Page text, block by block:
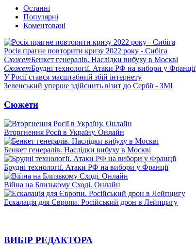
Останні
Популярні
Коментовані
Росія прагне повторити кризу 2022 року - Сибіга
СюжетБенкет генералів. Наслідки вибуху в Москві
СюжетБрудні технології. Атаки РФ на вибори у Франції
У Росії стався масштабний збій інтернету
Зеленський уперше здійснить візит до Сербії - ЗМІ
Сюжети
Вторгнення Росії в Україну. Онлайн
Бенкет генералів. Наслідки вибуху в Москві
Брудні технології. Атаки РФ на вибори у Франції
Війна на Близькому Сході. Онлайн
Ескалація для Європи. Російський дрон в Лейпцигу
ВИБІР РЕДАКТОРА